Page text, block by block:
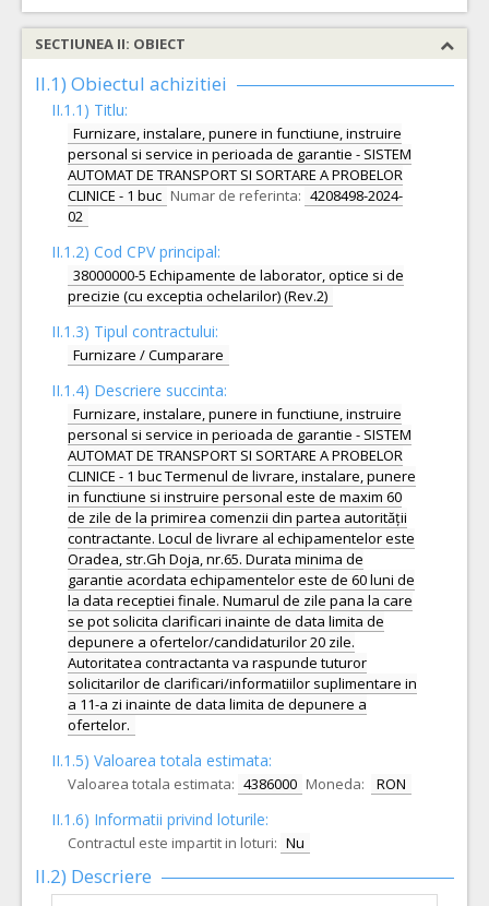
SECTIUNEA II: OBIECT
II.1) Obiectul achizitiei
II.1.1) Titlu:
Furnizare, instalare, punere in functiune, instruire
personal si service in perioada de garantie - SISTEM
AUTOMAT DE TRANSPORT SI SORTARE A PROBELOR
CLINICE - 1 buc Numar de referinta: 4208498-2024-
02
II.1.2) Cod CPV principal:
38000000-5 Echipamente de laborator, optice si de
precizie (cu exceptia ochelarilor) (Rev.2)
II.1.3) Tipul contractului:
Furnizare / Cumparare
II.1.4) Descriere succinta:
Furnizare, instalare, punere in functiune, instruire
personal si service in perioada de garantie - SISTEM
AUTOMAT DE TRANSPORT SI SORTARE A PROBELOR
CLINICE - 1 buc Termenul de livrare, instalare, punere
in functiune si instruire personal este de maxim 60
de zile de la primirea comenzii din partea autorității
contractante. Locul de livrare al echipamentelor este
Oradea, str.Gh Doja, nr.65. Durata minima de
garantie acordata echipamentelor este de 60 luni de
la data receptiei finale. Numarul de zile pana la care
se pot solicita clarificari inainte de data limita de
depunere a ofertelor/candidaturilor 20 zile.
Autoritatea contractanta va raspunde tuturor
solicitarilor de clarificari/informatiilor suplimentare in
a 11-a zi inainte de data limita de depunere a
ofertelor.
II.1.5) Valoarea totala estimata:
Valoarea totala estimata: 4386000 Moneda: RON
II.1.6) Informatii privind loturile:
Contractul este impartit in loturi: Nu
II.2) Descriere